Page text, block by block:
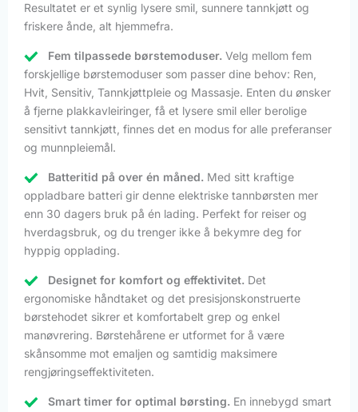
Resultatet er et synlig lysere smil, sunnere tannkjøtt og
friskere ånde, alt hjemmefra.
Fem tilpassede børstemoduser. Velg mellom fem
forskjellige børstemoduser som passer dine behov: Ren,
Hvit, Sensitiv, Tannkjøttpleie og Massasje. Enten du ønsker
å fjerne plakkavleiringer, få et lysere smil eller berolige
sensitivt tannkjøtt, finnes det en modus for alle preferanser
og munnpleiemål.
Batteritid på over én måned. Med sitt kraftige
oppladbare batteri gir denne elektriske tannbørsten mer
enn 30 dagers bruk på én lading. Perfekt for reiser og
hverdagsbruk, og du trenger ikke å bekymre deg for
hyppig opplading.
Designet for komfort og effektivitet. Det
ergonomiske håndtaket og det presisjonskonstruerte
børstehodet sikrer et komfortabelt grep og enkel
manøvrering. Børstehårene er utformet for å være
skånsomme mot emaljen og samtidig maksimere
rengjøringseffektiviteten.
Smart timer for optimal børsting. En innebygd smart